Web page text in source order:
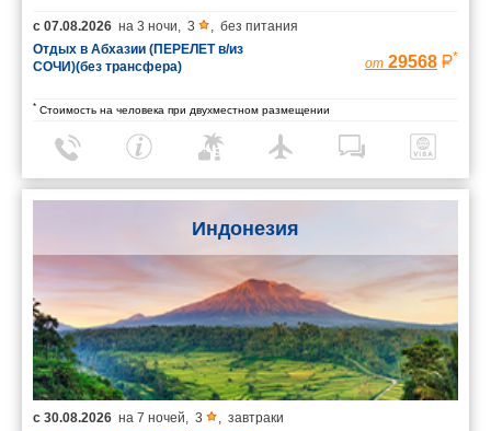
с 07.08.2026 на 3 ночи, 3 , без питания
Отдых в Абхазии (ПЕРЕЛЕТ в/из
СОЧИ)(без трансфера)
от 29568 *
* Стоимость на человека при двухместном размещении
Индонезия
с 30.08.2026 на 7 ночей, 3 , завтраки